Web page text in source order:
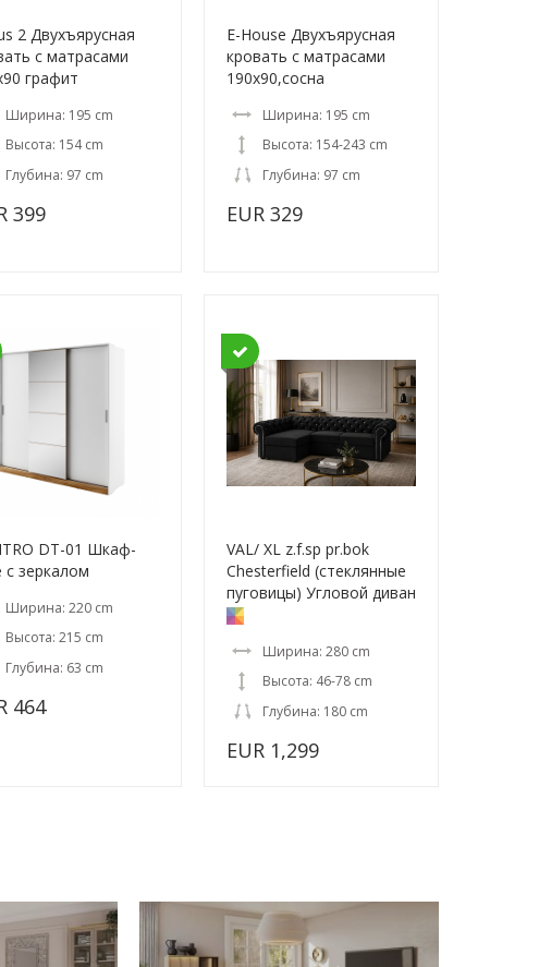
2 Двухъярусная
с матрасами
графит
Ширина: 195 cm
Высота: 154 cm
Глубина: 97 cm
399
E-House Двухъярусная
кровать с матрасами
190x90,сосна
Ширина: 195 cm
Высота: 154-243 cm
Глубина: 97 cm
EUR 329
DT-01 Шкаф-
с зеркалом
Ширина: 220 cm
Высота: 215 cm
Глубина: 63 cm
464
VAL/ XL z.f.sp pr.bok
Chesterfield (стеклянные
пуговицы) Угловой диван
Ширина: 280 cm
Высота: 46-78 cm
Глубина: 180 cm
EUR 1,299